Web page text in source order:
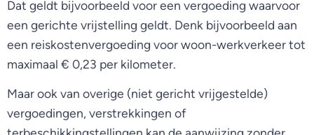
Dat geldt bijvoorbeeld voor een vergoeding waarvoor
een gerichte vrijstelling geldt. Denk bijvoorbeeld aan
een reiskostenvergoeding voor woon-werkverkeer tot
maximaal € 0,23 per kilometer.
Maar ook van overige (niet gericht vrijgestelde)
vergoedingen, verstrekkingen of